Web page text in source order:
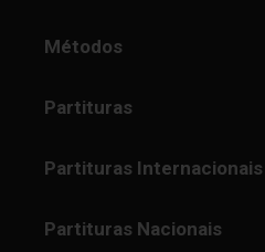
Métodos
Partituras
Partituras Internacionais
Partituras Nacionais